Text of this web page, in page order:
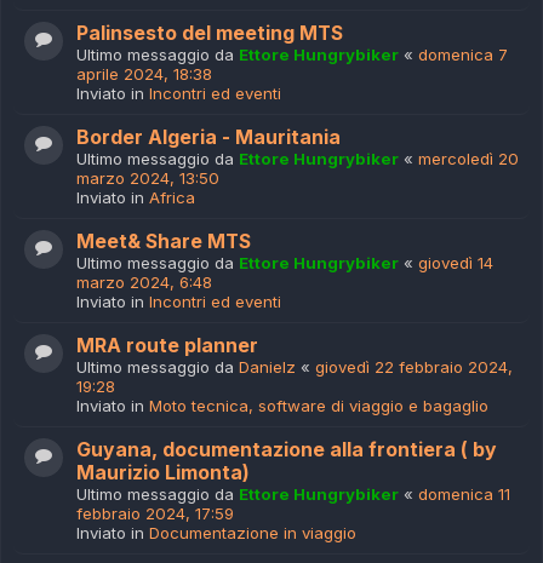
Palinsesto del meeting MTS
Ultimo messaggio da Ettore Hungrybiker « domenica 7
aprile 2024, 18:38
Inviato in Incontri ed eventi
Border Algeria - Mauritania
Ultimo messaggio da Ettore Hungrybiker « mercoledì 20
marzo 2024, 13:50
Inviato in Africa
Meet& Share MTS
Ultimo messaggio da Ettore Hungrybiker « giovedì 14
marzo 2024, 6:48
Inviato in Incontri ed eventi
MRA route planner
Ultimo messaggio da Danielz « giovedì 22 febbraio 2024,
19:28
Inviato in Moto tecnica, software di viaggio e bagaglio
Guyana, documentazione alla frontiera ( by
Maurizio Limonta)
Ultimo messaggio da Ettore Hungrybiker « domenica 11
febbraio 2024, 17:59
Inviato in Documentazione in viaggio